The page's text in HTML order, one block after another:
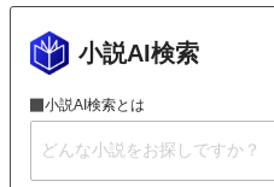
小説AI検索
小説AI検索とは